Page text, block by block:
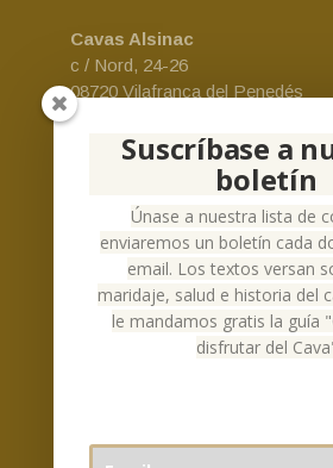
Cavas Alsinac
c / Nord, 24-26
08720 Vilafranca del Penedés
Email:
Teléfono:+34 930 24 73 69
Español
Social Networks
Suscríbase a
boletín
Únase a nuestra lista de
enviaremos un boletín cada
email. Los textos versan
maridaje, salud e historia del
le mandamos gratis la guía
disfrutar del